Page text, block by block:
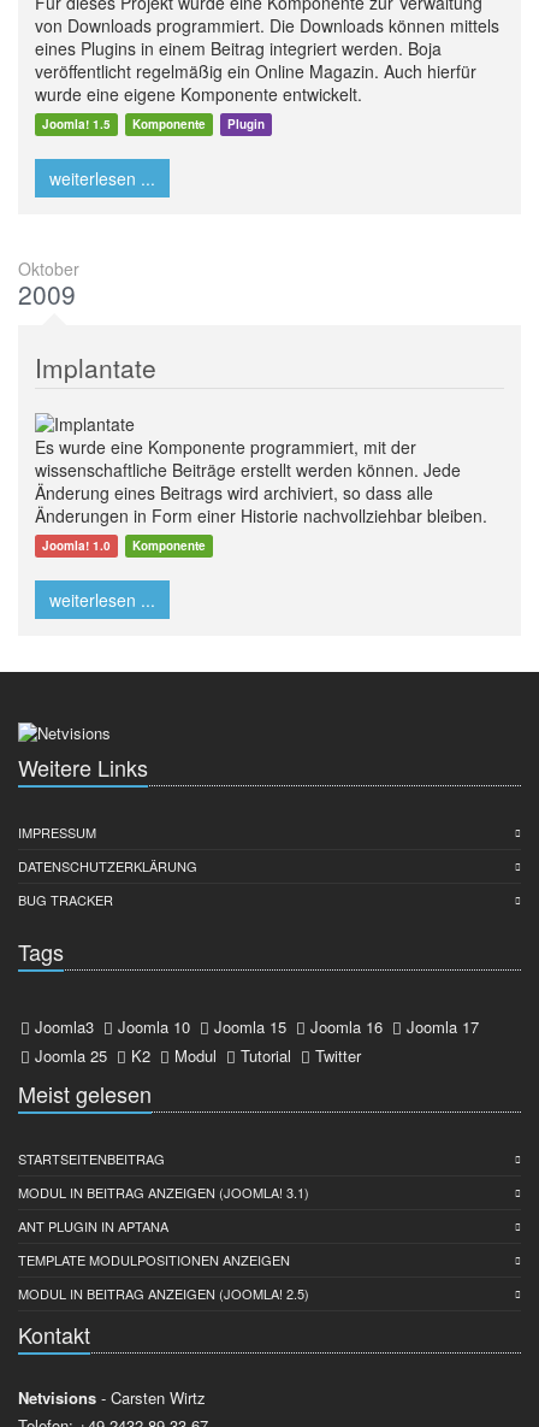
von Downloads programmiert. Die Downloads können mittels
eines Plugins in einem Beitrag integriert werden. Boja
veröffentlicht regelmäßig ein Online Magazin. Auch hierfür
wurde eine eigene Komponente entwickelt.
Joomla! 1.5 Komponente Plugin
weiterlesen ...
Oktober
2009
Implantate
Es wurde eine Komponente programmiert, mit der
wissenschaftliche Beiträge erstellt werden können. Jede
Änderung eines Beitrags wird archiviert, so dass alle
Änderungen in Form einer Historie nachvollziehbar bleiben.
Joomla! 1.0 Komponente
weiterlesen ...
Weitere Links
IMPRESSUM
DATENSCHUTZERKLÄRUNG
BUG TRACKER
Tags
Joomla3 Joomla 10 Joomla 15 Joomla 16
Joomla 17
Joomla 25
K2 Modul Tutorial Twitter
Meist gelesen
STARTSEITENBEITRAG
MODUL IN BEITRAG ANZEIGEN (JOOMLA! 3.1)
ANT PLUGIN IN APTANA
TEMPLATE MODULPOSITIONEN ANZEIGEN
MODUL IN BEITRAG ANZEIGEN (JOOMLA! 2.5)
Kontakt
Netvisions - Carsten Wirtz